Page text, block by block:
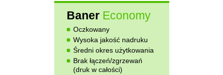
Baner Economy
Oczkowany
Wysoka jakość nadruku
Średni okres użytkowania
Brak łączeń/zgrzewań
(druk w całości)